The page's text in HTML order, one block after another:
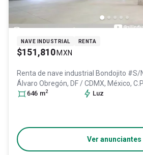
NAVE INDUSTRIAL RENTA
$151,810 MXN
Renta de nave industrial Bondojito #S/
Álvaro Obregón, DF / CDMX, México,
646 m2 Luz
Ver anunciantes